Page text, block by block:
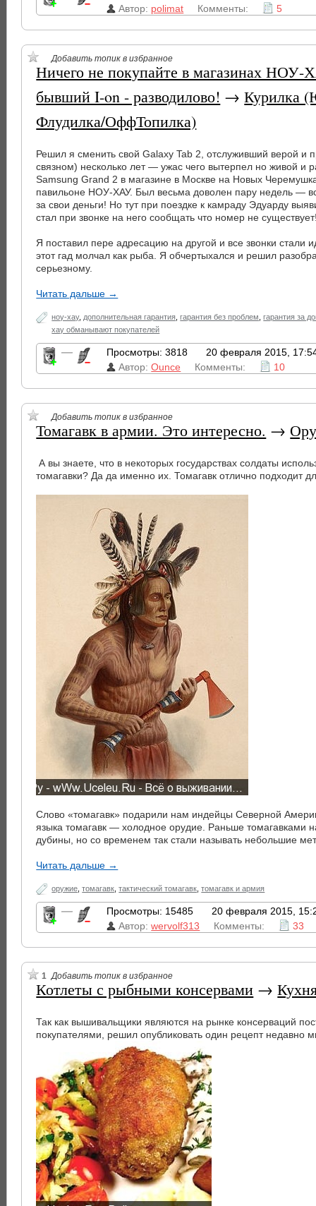
Автор: polimat Комменты: 5
Добавить топик в избранное
Ничего не покупайте в магазинах
бывший I-on - разводилово! →Курилка
Флудилка/ОффТопилка)
Решил я сменить свой Galaxy Tab 2, отслуживший верой и
связном) несколько лет — ужас чего вытерпел но живой и
Samsung Grand 2 в магазине в Москве на Новых
павильоне НОУ-ХАУ. Был весьма доволен пару недель —
за свои деньги! Но тут при поездке к камраду Эдуарду
стал при звонке на него сообщать что номер не
Я поставил пере адресацию на другой и все звонки стали
этот гад молчал как рыба. Я обчертыхался и решил
серьезному.
Читать дальше →
ноу-хау, дополнительная гарантия ,гарантия без проблем ,гарантия за
хау обманывают покупателей
— Просмотры: 3818
20 февраля 2015,
Автор:Ounce Комменты: 10
Добавить топик в избранное
Томагавк в армии. Это интересно. →
А вы знаете, что в некоторых государствах солдаты
томагавки? Да да именно их. Томагавк отлично подходит
Слово «томагавк» подарили нам индейцы Северной
языка томагавк — холодное орудие. Раньше томагавками
дубины, но со временем так стали называть небольшие
Читать дальше →
оружие ,томагавк ,тактический томагавк ,томагавк и армия
— Просмотры: 15485
20 февраля 2015,
Автор:wervolf313 Комменты: 33
1 Добавить топик в избранное
Котлеты с рыбными консервами →
Так как вышивальщики являются на рынке консерваций
покупателями, решил опубликовать один рецепт недавно